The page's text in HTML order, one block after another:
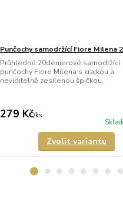
Punčochy samodržící Fiore Milena
Průhledné 20denierové samodržící
punčochy Fiore Milena s krajkou a
neviditelně zesílenou špičkou.
279 Kč/ks
Zvolit variantu